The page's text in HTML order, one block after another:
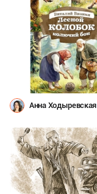
Анна Ходыревская